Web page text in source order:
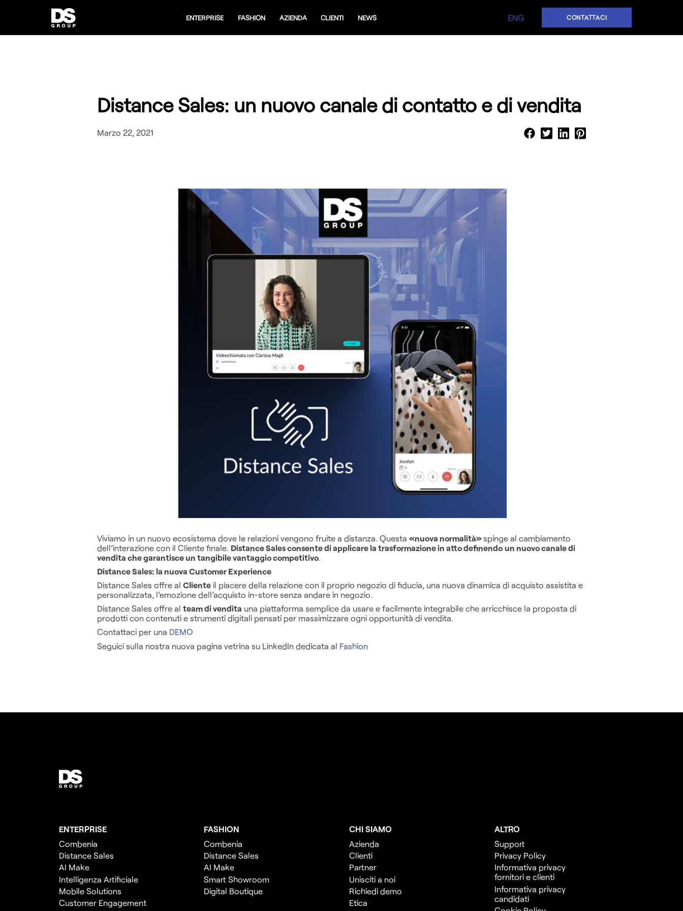
ENTERPRISE FASHION AZIENDA CLIENTI NEWS ENG CONTATTACI
Distance Sales: un nuovo canale di contatto e di vendita
Marzo 22, 2021
Viviamo in un nuovo ecosistema dove le relazioni vengono fruite a distanza. Questa «nuova normalità»spinge al cambiamento
dell’interazione con il Cliente finale. Distance Sales consente di applicare la trasformazione in atto definendo un nuovo canale di
vendita che garantisce un tangibile vantaggio competitivo
Distance Sales: la nuova Customer Experience
Distance Sales offre al Cliente il piacere della relazione con il proprio negozio di fiducia, una nuova dinamica di acquisto assistita e
personalizzata, l’emozione dell’acquisto in-store senza andare in negozio.
Distance Sales offre al team di vendita una piattaforma semplice da usare e facilmente integrabile che arricchisce la proposta di
prodotti con contenuti e strumenti digitali pensati per massimizzare ogni opportunità di vendita.
Contattaci per una DEMO
Seguici sulla nostra nuova pagina vetrina su LinkedIn dedicata al Fashion
ENTERPRISE
Combenia
Distance Sales
AI Make
Intelligenza Artificiale
Mobile Solutions
Customer Engagement
FASHION
Combenia
Distance Sales
AI Make
Smart Showroom
Digital Boutique
CHI SIAMO
Azienda
Clienti
Partner
Unisciti a noi
Richiedi demo
Etica
ALTRO
Support
Privacy Policy
Informativa privacy
fornitori e clienti
Informativa privacy
candidati